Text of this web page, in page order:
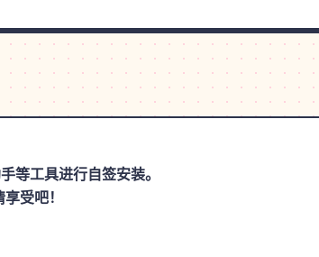
等工具进行自签安装。
受吧！